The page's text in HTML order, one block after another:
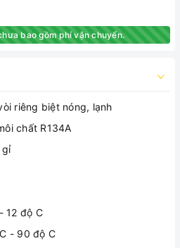
bao gồm phí vận chuyển.
riêng biệt nóng, lạnh
chất R134A
gỉ
12 độ C
- 90 độ C